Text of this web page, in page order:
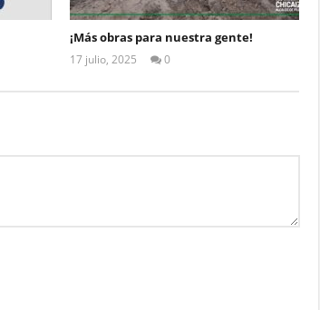
¡Más obras para nuestra gente!
17 julio, 2025
TIGSE
0